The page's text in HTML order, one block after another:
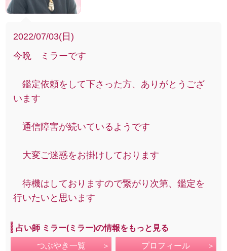
2022/07/03(日)
今晩 ミラーです
鑑定依頼をして下さった方、ありがとうござ
います
通信障害が続いているようです
大変ご迷惑をお掛けしております
待機はしておりますので繋がり次第、鑑定を
行いたいと思います
占い師 ミラー(ミラー)の情報をもっと見る
つぶやき一覧 プロフィール